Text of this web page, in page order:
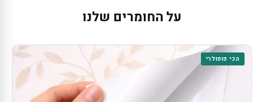
על החומרים שלנו
הכי פופולרי